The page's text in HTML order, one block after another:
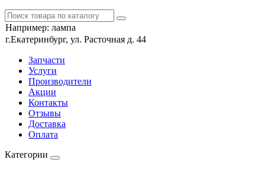
Например: лампа
г.Екатеринбург, ул. Расточная д. 44
Запчасти
Услуги
Производители
Акции
Контакты
Отзывы
Доставка
Оплата
Категории